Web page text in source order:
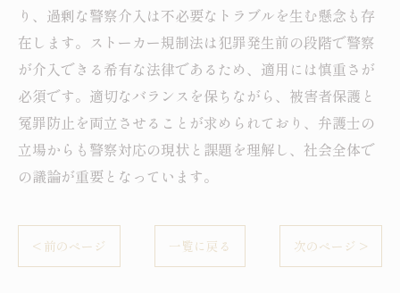
り、過剰な警察介入は不必要なトラブルを生む懸念も存
在します。ストーカー規制法は犯罪発生前の段階で警察
が介入できる希有な法律であるため、適用には慎重さが
必須です。適切なバランスを保ちながら、被害者保護と
冤罪防止を両立させることが求められており、弁護士の
立場からも警察対応の現状と課題を理解し、社会全体で
の議論が重要となっています。
< 前のページ 一覧に戻る 次のページ >